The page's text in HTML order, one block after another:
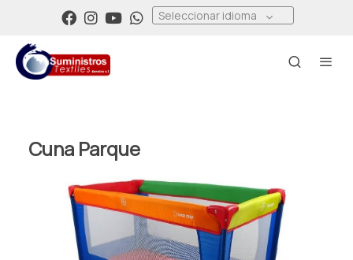
Seleccionar idioma
Cuna Parque